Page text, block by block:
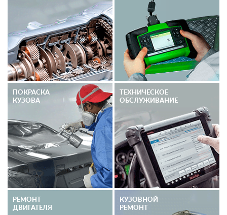
ПОКРАСКА
КУЗОВА
ТЕХНИЧЕСКОЕ
ОБСЛУЖИВАНИЕ
РЕМОНТ
ДВИГАТЕЛЯ
КУЗОВНОЙ
РЕМОНТ